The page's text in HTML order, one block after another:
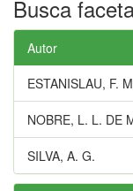
Busca
Autor
ESTANISLAU, F.
NOBRE, L. L. DE
SILVA, A. G.